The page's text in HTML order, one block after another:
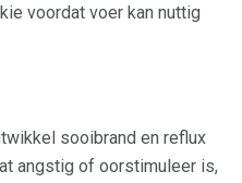
voordat voer kan nuttig
sooibrand en reflux
angstig of oorstimuleer is,